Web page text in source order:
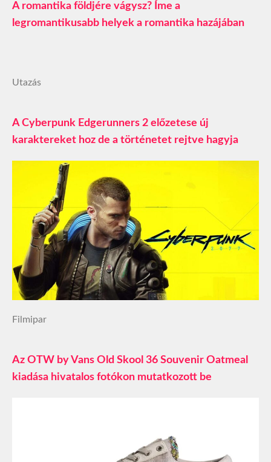
A romantika földjére vágysz? Íme a
legromantikusabb helyek a romantika hazájában
Utazás
A Cyberpunk Edgerunners 2 előzetese új
karaktereket hoz de a történetet rejtve hagyja
Filmipar
Az OTW by Vans Old Skool 36 Souvenir Oatmeal
kiadása hivatalos fotókon mutatkozott be